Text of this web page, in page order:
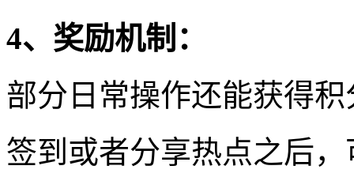
4、奖励机制：
部分日常操作还能获得
签到或者分享热点之后